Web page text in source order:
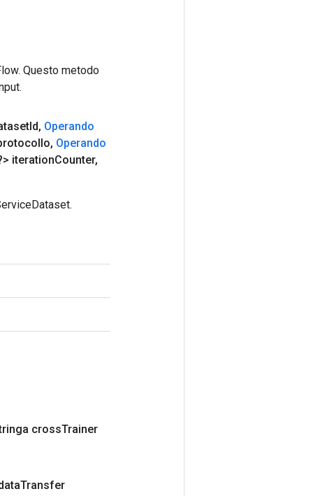
Questo metodo
Id, Operando
, Operando
iterationCounter,
crossTrainer
Transfer